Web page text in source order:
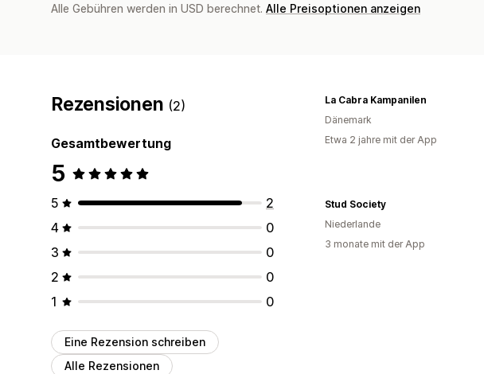
Alle Gebühren werden in USD berechnet. Alle Preisoptionen anzeigen
Rezensionen (2)
Gesamtbewertung
5
5
2
4
0
3
0
2
0
1
0
Eine Rezension schreiben
Alle Rezensionen
La Cabra Kampanilen
Dänemark
Etwa 2 jahre mit der App
Stud Society
Niederlande
3 monate mit der App